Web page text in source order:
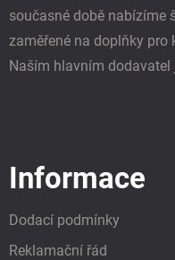
současné době nabízíme
zaměřené na doplňky pro
Naším hlavním
Informace
Dodací podmínky
Reklamační řád